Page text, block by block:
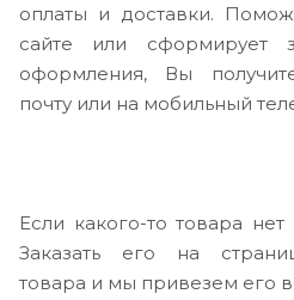
оплаты и доставки.
сайте или сформирует
оформления, Вы
почту или на мобильный
Если какого-то товара
Заказать его на
товара и мы привезем его